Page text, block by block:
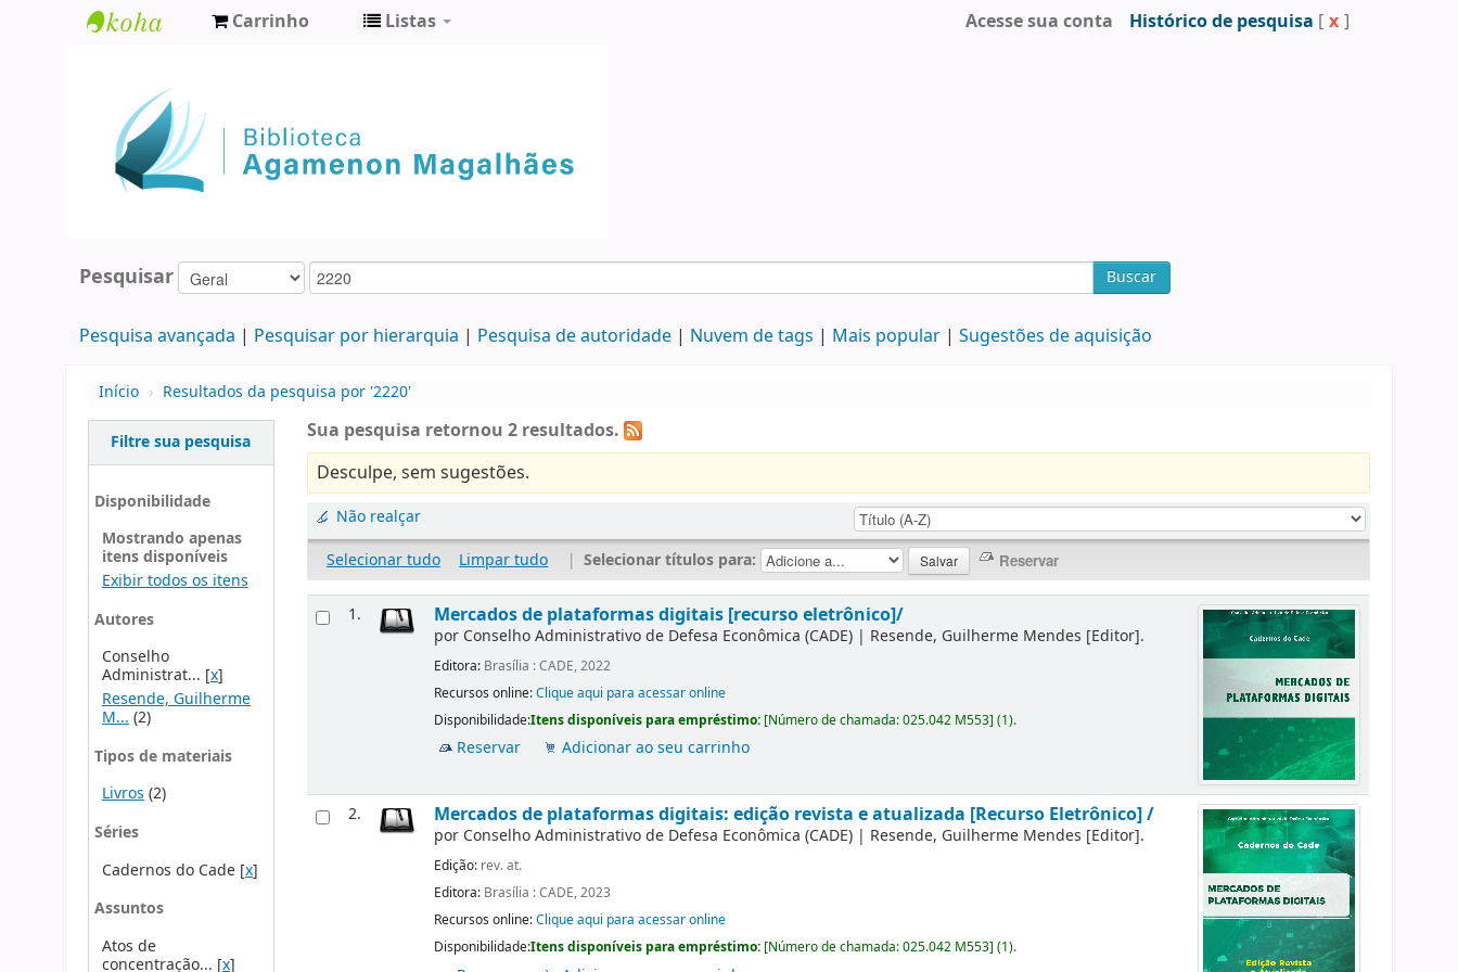
Agamenon
Magalhães
Carrinho Listas Acesse sua conta Histórico de pesquisa [ x ]
Pesquisar Buscar
Pesquisa avançada Pesquisar por hierarquia Pesquisa de autoridade Nuvem de tags Mais popular Sugestões de aquisição
Início › Resultados da pesquisa por '2220'
Filtre sua pesquisa
Disponibilidade
Mostrando apenas
itens disponíveis
Exibir todos os itens
Autores
Conselho
Administrat... [x]
Resende, Guilherme
M... (2)
Tipos de materiais
Livros(2)
Séries
Cadernos do Cade[x]
Assuntos
Atos de
concentração... [x]
Sua pesquisa retornou 2 resultados.
Desculpe, sem sugestões.
Não realçar
Selecionar tudo
Limpar tudo | Selecionar títulos para:
1. Mercados de plataformas digitais [recurso eletrônico]/
por Conselho Administrativo de Defesa Econômica (CADE) | Resende, Guilherme Mendes [Editor].
Editora: Brasília : CADE, 2022
Recursos online:Clique aqui para acessar online
Disponibilidade:Itens disponíveis para empréstimo: [Número de chamada:025.042 M553](1).
Reservar Adicionar ao seu carrinho
2. Mercados de plataformas digitais: edição revista e atualizada [Recurso Eletrônico] /
por Conselho Administrativo de Defesa Econômica (CADE) | Resende, Guilherme Mendes [Editor].
Edição: rev. at.
Editora: Brasília : CADE, 2023
Recursos online:Clique aqui para acessar online
Disponibilidade:Itens disponíveis para empréstimo: [Número de chamada:025.042 M553](1).